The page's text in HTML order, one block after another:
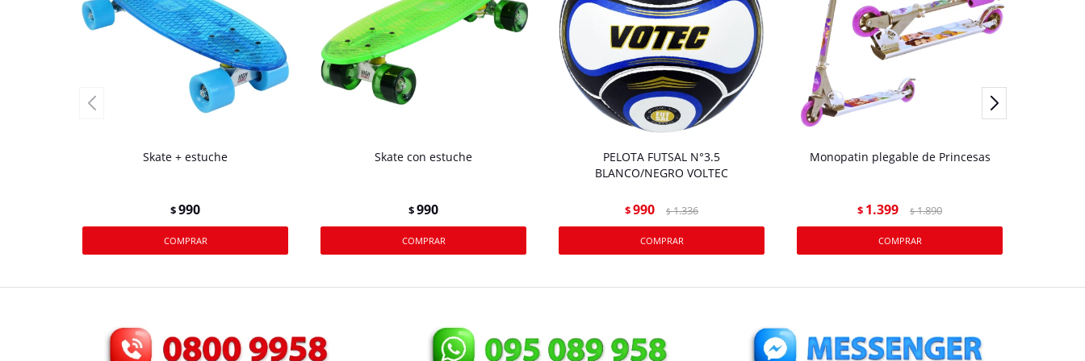
Skate + estuche
$990
Skate con estuche
$990
PELOTA FUTSAL N°3.5
BLANCO/NEGRO VOLTEC
$990 $ 1.336
Monopatin plegable de Princesas
$ 1.399 $ 1.890